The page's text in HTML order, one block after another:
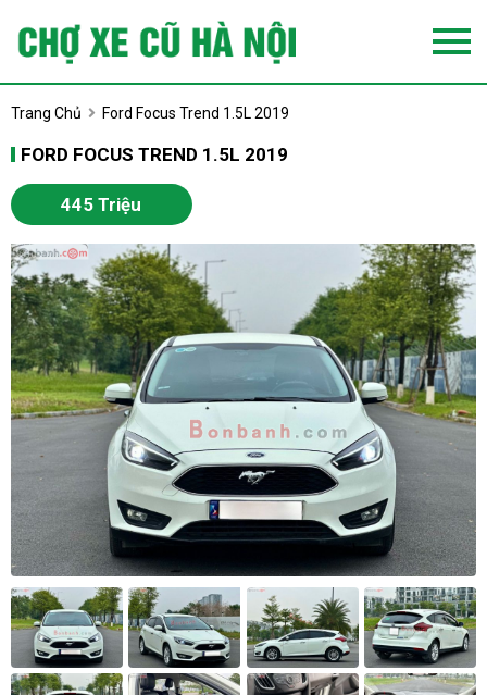
Trang Chủ Ford Focus Trend 1.5L 2019
FORD FOCUS TREND 1.5L 2019
445 Triệu